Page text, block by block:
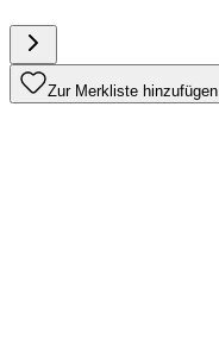
Zur Merkliste hinzufügen